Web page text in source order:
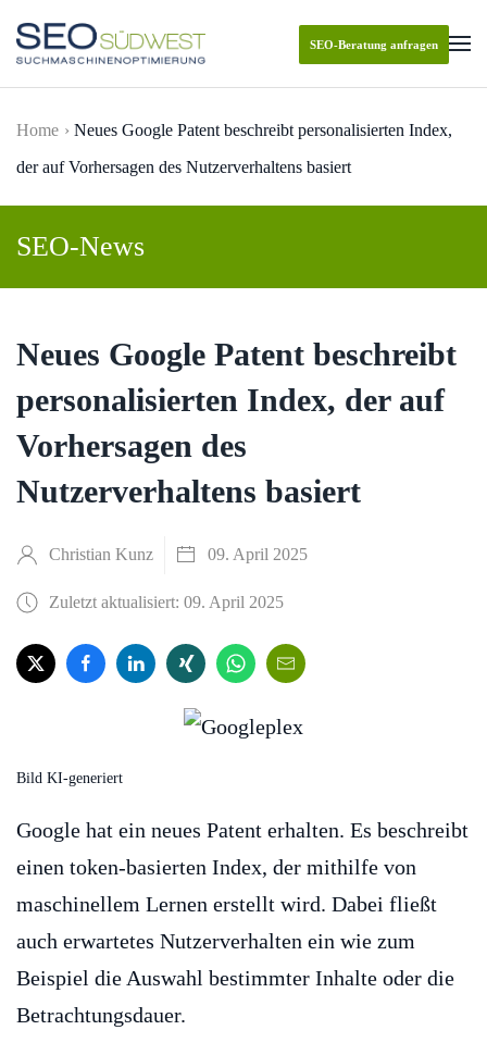
Skip to main content
SEO-Beratung anfragen
Home
Neues Google Patent beschreibt personalisierten Index,
der auf Vorhersagen des Nutzerverhaltens basiert
SEO-News
Neues Google Patent beschreibt
personalisierten Index, der auf
Vorhersagen des
Nutzerverhaltens basiert
Christian Kunz 09. April 2025
Zuletzt aktualisiert: 09. April 2025
Bild KI-generiert
Google hat ein neues Patent erhalten. Es beschreibt
einen token-basierten Index, der mithilfe von
maschinellem Lernen erstellt wird. Dabei fließt
auch erwartetes Nutzerverhalten ein wie zum
Beispiel die Auswahl bestimmter Inhalte oder die
Betrachtungsdauer.